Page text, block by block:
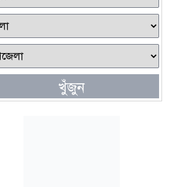
খুঁজুন